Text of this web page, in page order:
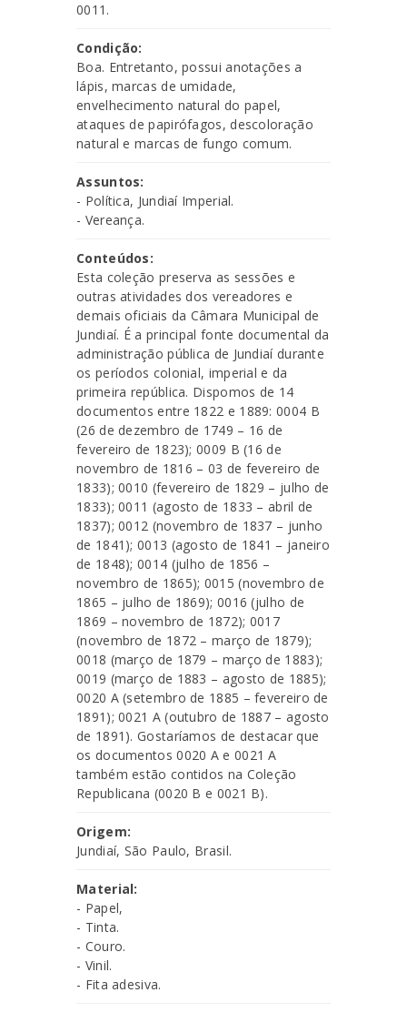
0011.
Condição:
Boa. Entretanto, possui anotações a
lápis, marcas de umidade,
envelhecimento natural do papel,
ataques de papirófagos, descoloração
natural e marcas de fungo comum.
Assuntos:
- Política, Jundiaí Imperial.
- Vereança.
Conteúdos:
Esta coleção preserva as sessões e
outras atividades dos vereadores e
demais oficiais da Câmara Municipal de
Jundiaí. É a principal fonte documental da
administração pública de Jundiaí durante
os períodos colonial, imperial e da
primeira república. Dispomos de 14
documentos entre 1822 e 1889: 0004 B
(26 de dezembro de 1749 – 16 de
fevereiro de 1823); 0009 B (16 de
novembro de 1816 – 03 de fevereiro de
1833); 0010 (fevereiro de 1829 – julho de
1833); 0011 (agosto de 1833 – abril de
1837); 0012 (novembro de 1837 – junho
de 1841); 0013 (agosto de 1841 – janeiro
de 1848); 0014 (julho de 1856 –
novembro de 1865); 0015 (novembro de
1865 – julho de 1869); 0016 (julho de
1869 – novembro de 1872); 0017
(novembro de 1872 – março de 1879);
0018 (março de 1879 – março de 1883);
0019 (março de 1883 – agosto de 1885);
0020 A (setembro de 1885 – fevereiro de
1891); 0021 A (outubro de 1887 – agosto
de 1891). Gostaríamos de destacar que
os documentos 0020 A e 0021 A
também estão contidos na Coleção
Republicana (0020 B e 0021 B).
Origem:
Jundiaí, São Paulo, Brasil.
Material:
- Papel,
- Tinta.
- Couro.
- Vinil.
- Fita adesiva.